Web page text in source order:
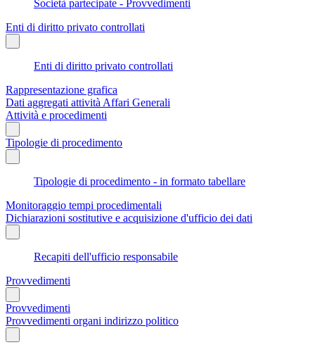
Società partecipate - Provvedimenti
Enti di diritto privato controllati
Enti di diritto privato controllati
Rappresentazione grafica
Dati aggregati attività Affari Generali
Attività e procedimenti
Tipologie di procedimento
Tipologie di procedimento - in formato tabellare
Monitoraggio tempi procedimentali
Dichiarazioni sostitutive e acquisizione d'ufficio dei dati
Recapiti dell'ufficio responsabile
Provvedimenti
Provvedimenti
Provvedimenti organi indirizzo politico